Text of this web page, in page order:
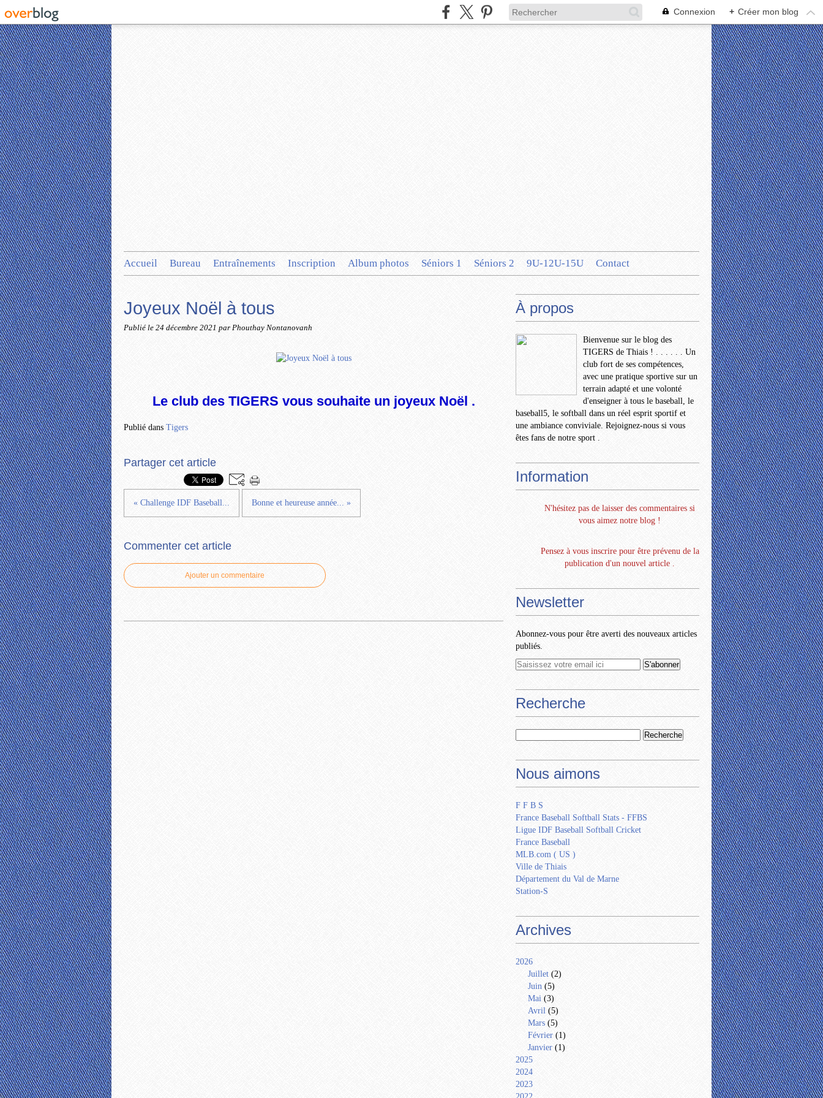
Connexion + Créer mon blog
Accueil Bureau Entraînements Inscription Album photos Séniors 1 Séniors 2 9U-12U-15U Contact
Joyeux Noël à tous
Publié le 24 décembre 2021 par Phouthay Nontanovanh
Le club des TIGERS vous souhaite un joyeux Noël .
Publié dans Tigers
Partager cet article
« Challenge IDF Baseball... Bonne et heureuse année... »
Commenter cet article
Ajouter un commentaire
À propos
Bienvenue sur le blog des
TIGERS de Thiais ! . . . . . . Un
club fort de ses compétences,
avec une pratique sportive sur un
terrain adapté et une volonté
d'enseigner à tous le baseball, le
baseball5, le softball dans un réel esprit sportif et
une ambiance conviviale. Rejoignez-nous si vous
êtes fans de notre sport .
Information
N'hésitez pas de laisser des commentaires si
vous aimez notre blog !
Pensez à vous inscrire pour être prévenu de la
publication d'un nouvel article .
Newsletter
Abonnez-vous pour être averti des nouveaux articles
publiés.
Recherche
Nous aimons
F F B S
France Baseball Softball Stats - FFBS
Ligue IDF Baseball Softball Cricket
France Baseball
MLB.com ( US )
Ville de Thiais
Département du Val de Marne
Station-S
Archives
2026
Juillet (2)
Juin (5)
Mai (3)
Avril (5)
Mars (5)
Février (1)
Janvier (1)
2025
2024
2023